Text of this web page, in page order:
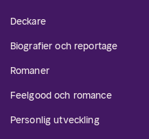
Deckare
Biografier och reportage
Romaner
Feelgood och romance
Personlig utveckling